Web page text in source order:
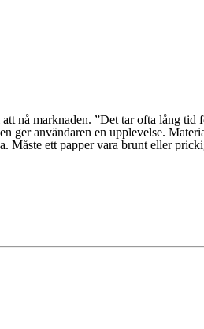
nå marknaden. ”Det tar ofta lång tid
ger användaren en upplevelse.
Måste ett papper vara brunt eller